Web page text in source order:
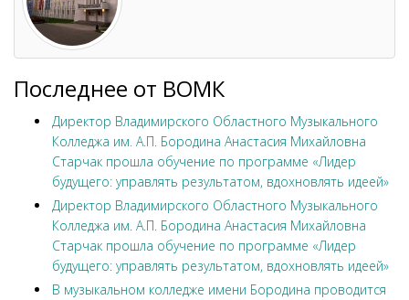
Последнее от ВОМК
Директор Владимирского Областного Музыкального
Колледжа им. А.П. Бородина Анастасия Михайловна
Старчак прошла обучение по программе «Лидер
будущего: управлять результатом, вдохновлять идеей»
Директор Владимирского Областного Музыкального
Колледжа им. А.П. Бородина Анастасия Михайловна
Старчак прошла обучение по программе «Лидер
будущего: управлять результатом, вдохновлять идеей»
В музыкальном колледже имени Бородина проводится